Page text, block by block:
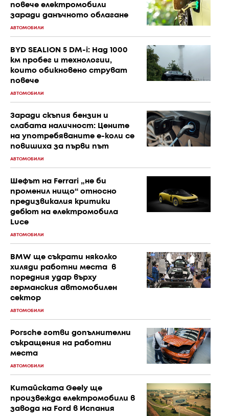
повече електромобили
заради данъчното облагане
АВТОМОБИЛИ
BYD SEALION 5 DM-i: Над 1000
км пробег и технологии,
които обикновено струват
повече
АВТОМОБИЛИ
Заради скъпия бензин и
слабата наличност: Цените
на употребяваните е-коли се
повишиха за първи път
АВТОМОБИЛИ
Шефът на Ferrari „не би
променил нищо“ относно
предизвикалия критики
дебют на електромобила
Luce
АВТОМОБИЛИ
BMW ще съкрати няколко
хиляди работни места в
поредния удар върху
германския автомобилен
сектор
АВТОМОБИЛИ
Porsche готви допълнителни
съкращения на работни
места
АВТОМОБИЛИ
Китайската Geely ще
произвежда електромобили в
завода на Ford в Испания